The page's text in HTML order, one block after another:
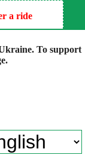
a ride
To support